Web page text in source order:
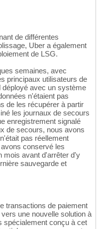
de différentes
Uber a également
de LSG.
semaines, avec
principaux utilisateurs de
avec un système
n'étaient pas
de les récupérer à partir
les journaux de secours
enregistrement signalé
de secours, nous avons
pas réellement
conservé les
mois avant d'arrêter d'y
sauvegarde et
transactions de paiement
une nouvelle solution à
spécialement conçu à cet